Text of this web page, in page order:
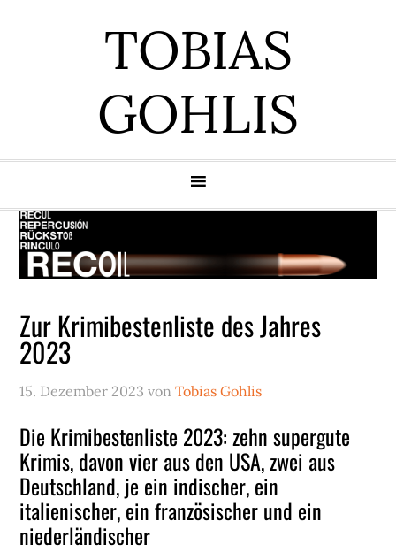
TOBIAS
GOHLIS
Zur Krimibestenliste des Jahres
2023
15. Dezember 2023 vonTobias Gohlis
Die Krimibestenliste 2023: zehn supergute
Krimis, davon vier aus den USA, zwei aus
Deutschland, je ein indischer, ein
italienischer, ein französischer und ein
niederländischer